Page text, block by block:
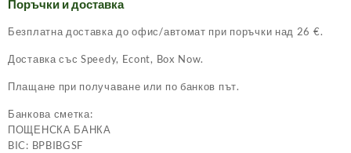
Поръчки и доставка
Безплатна доставка до офис/автомат при поръчки над 26 €.
Доставка със Speedy, Econt, Box Now.
Плащане при получаване или по банков път.
Банкова сметка:
ПОЩЕНСКА БАНКА
BIC: BPBIBGSF